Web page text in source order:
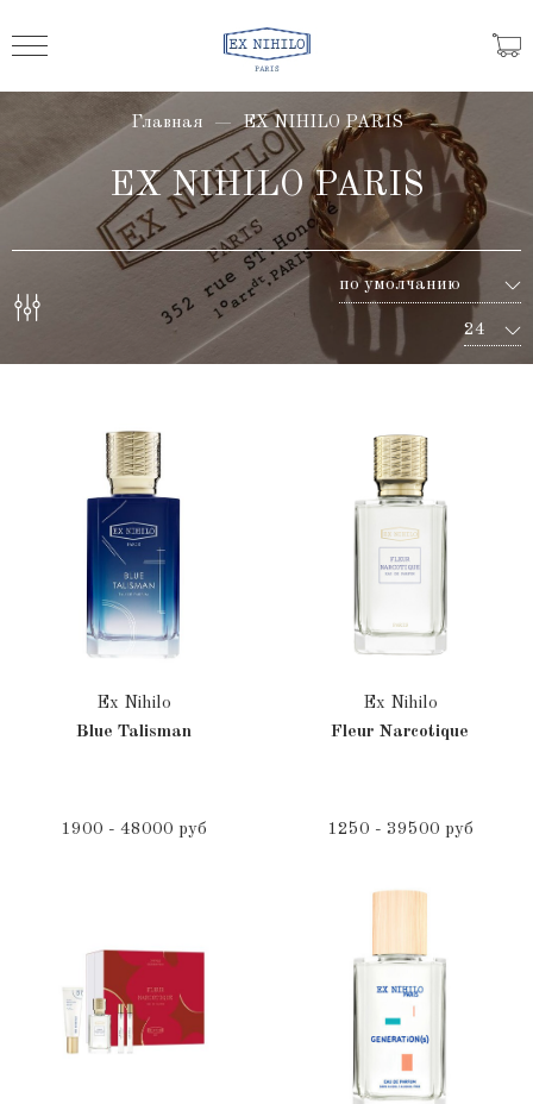
Главная EX NIHILO PARIS
EX NIHILO PARIS
Ex Nihilo
Blue Talisman
1900 - 48000 руб
Ex Nihilo
Fleur Narcotique
1250 - 39500 руб